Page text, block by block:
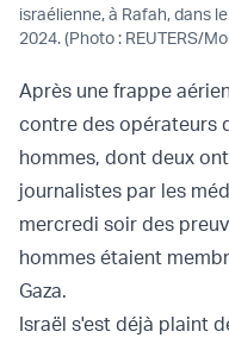
israélienne, à Rafah, dans
2024. (Photo : REUTERS/
Après une frappe
contre des opérateurs
hommes, dont deux
journalistes par les
mercredi soir des
hommes étaient
Gaza.
Israël s'est déjà plaint